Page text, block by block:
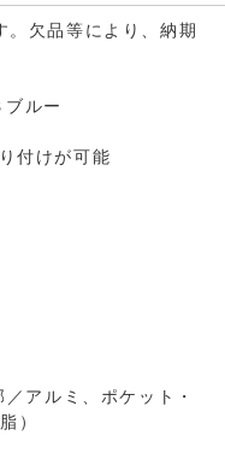
。欠品等により、納期
ルー
付けが可能
アルミ、ポケット・
）